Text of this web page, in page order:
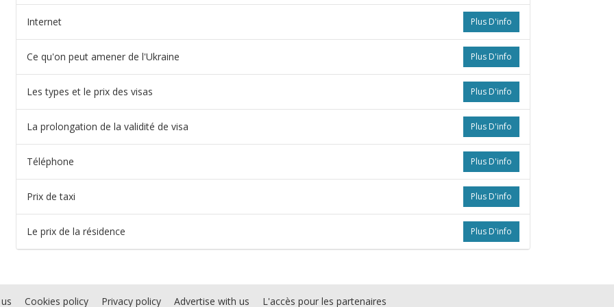
Plus D'info
Internet
Plus D'info
Ce qu'on peut amener de l'Ukraine
Plus D'info
Les types et le prix des visas
Plus D'info
La prolongation de la validité de visa
Plus D'info
Téléphone
Plus D'info
Prix de taxi
Plus D'info
Le prix de la résidence
Cookies policy Privacy policy Advertise with us L'accès pour les partenaires